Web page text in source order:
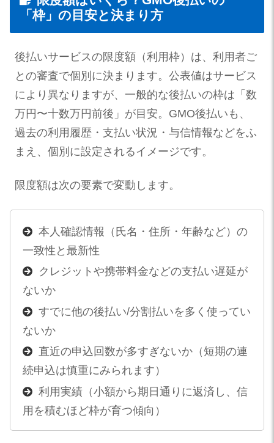
「枠」の目安と決まり方
後払いサービスの限度額（利用枠）は、利用者ご
との審査で個別に決まります。公表値はサービス
により異なりますが、一般的な後払いの枠は「数
万円〜十数万円前後」が目安。GMO後払いも、
過去の利用履歴・支払い状況・与信情報などをふ
まえ、個別に設定されるイメージです。
限度額は次の要素で変動します。
本人確認情報（氏名・住所・年齢など）の
一致性と最新性
クレジットや携帯料金などの支払い遅延が
ないか
すでに他の後払い/分割払いを多く使ってい
ないか
直近の申込回数が多すぎないか（短期の連
続申込は慎重にみられます）
利用実績（小額から期日通りに返済し、信
用を積むほど枠が育つ傾向）